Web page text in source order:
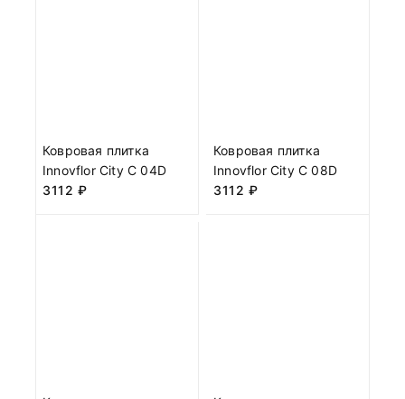
Ковровая плитка
Innovflor City C 04D
3112 ₽
Ковровая плитка
Innovflor City C 08D
3112 ₽